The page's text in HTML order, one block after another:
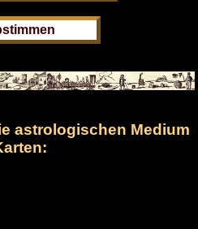
astrologischen Medium